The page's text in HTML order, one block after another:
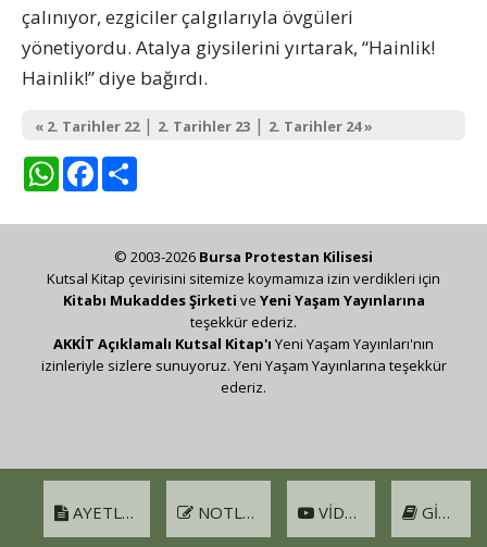
çalınıyor, ezgiciler çalgılarıyla övgüleri
yönetiyordu. Atalya giysilerini yırtarak, “Hainlik!
Hainlik!” diye bağırdı.
« 2. Tarihler 22| 2. Tarihler 23 | 2. Tarihler 24 »
WhatsAppFacebook
AYETLER NOTLAR VIDEO GIRIŞ
© 2003-2026 Bursa Protestan Kilisesi
Kutsal Kitap çevirisini sitemize koymamıza izin verdikleri için
Kitabı Mukaddes Şirketi ve Yeni Yaşam Yayınlarına
teşekkür ederiz.
AKKİT Açıklamalı Kutsal Kitap'ı Yeni Yaşam Yayınları'nın
izinleriyle sizlere sunuyoruz. Yeni Yaşam Yayınlarına teşekkür
ederiz.